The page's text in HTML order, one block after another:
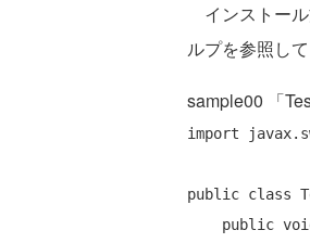
インストー
ルプを参照して
sample00 「
import
public class
public